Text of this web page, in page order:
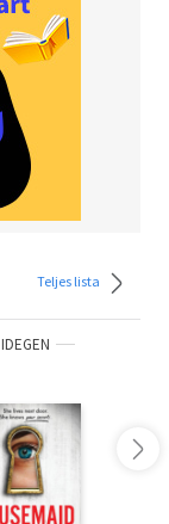
Teljes lista
IDEGEN